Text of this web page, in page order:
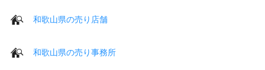
和歌山県の売り店舗
和歌山県の売り事務所